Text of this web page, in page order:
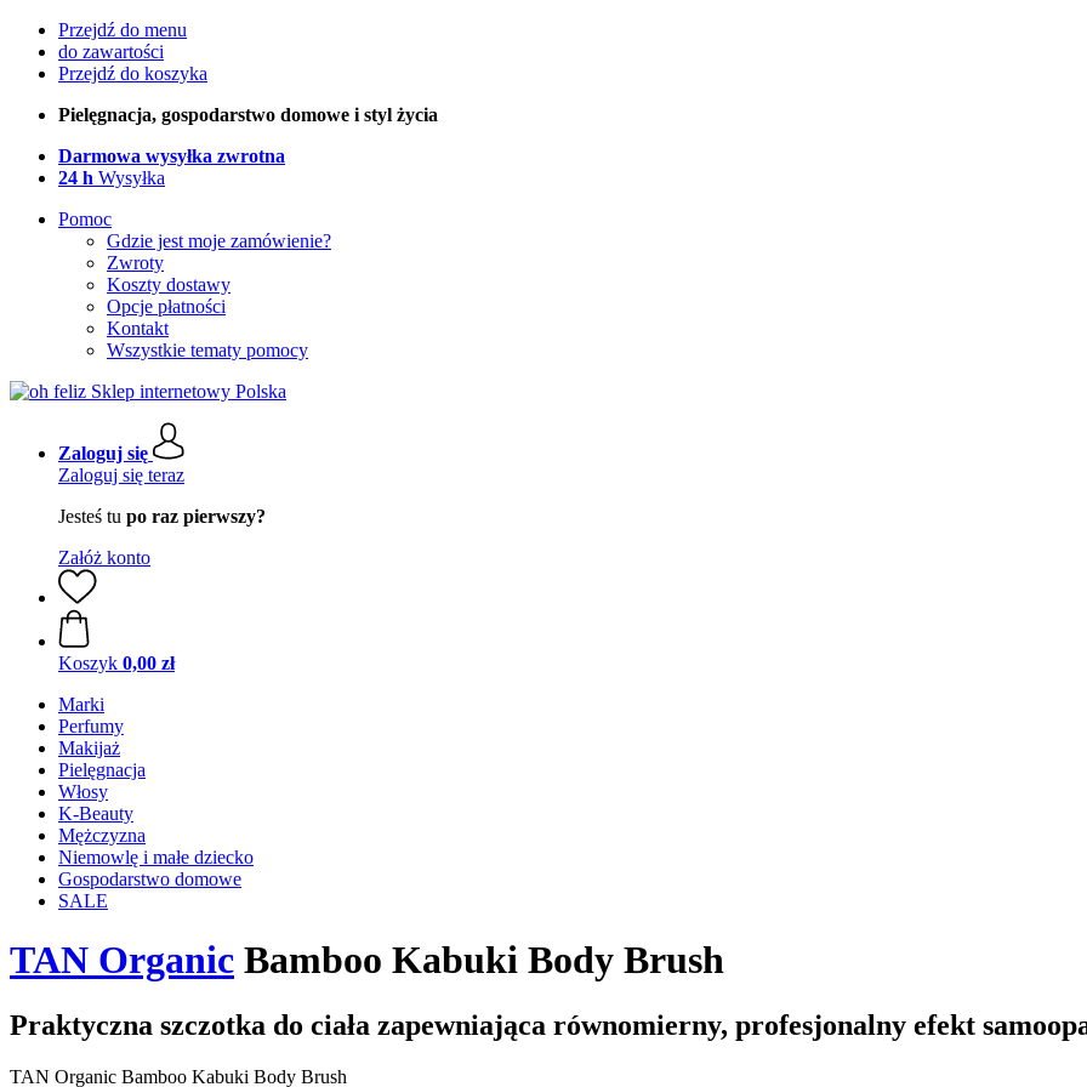
Przejdź do menu
do zawartości
Przejdź do koszyka
Pielęgnacja, gospodarstwo domowe i styl życia
Darmowa wysyłka zwrotna
24 h Wysyłka
Pomoc
Gdzie jest moje zamówienie?
Zwroty
Koszty dostawy
Opcje płatności
Kontakt
Wszystkie tematy pomocy
Zaloguj się
Zaloguj się teraz
Jesteś tu po raz pierwszy?
Załóż konto
Koszyk 0,00 zł
Marki
Perfumy
Makijaż
Pielęgnacja
Włosy
K-Beauty
Mężczyzna
Niemowlę i małe dziecko
Gospodarstwo domowe
SALE
TAN Organic Bamboo Kabuki Body Brush
Praktyczna szczotka do ciała zapewniająca równomierny, profesjonalny efekt
TAN Organic Bamboo Kabuki Body Brush